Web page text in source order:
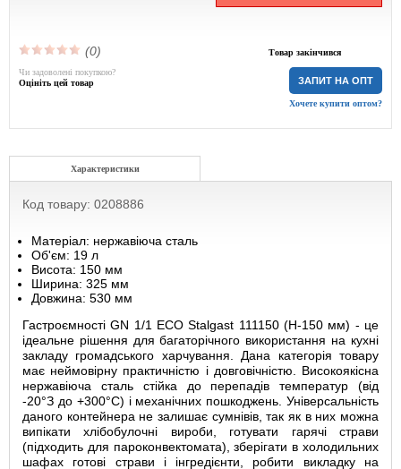
(0) Товар закінчився
ЗАПИТ НА ОПТ
Хочете купити оптом?
Чи задоволені покупкою?
Оцініть цей товар
Характеристики
Код товару: 0208886
Матеріал: нержавіюча сталь
Об'єм: 19 л
Висота: 150 мм
Ширина: 325 мм
Довжина: 530 мм
Гастроємності GN 1/1 ECO Stalgast 111150 (Н-150 мм) - це
ідеальне рішення для багаторічного використання на кухні
закладу громадського харчування. Дана категорія товару
має неймовірну практичністю і довговічністю. Високоякісна
нержавіюча сталь стійка до перепадів температур (від
-20°З до +300°С) і механічних пошкоджень. Універсальність
даного контейнера не залишає сумнівів, так як в них можна
випікати хлібобулочні вироби, готувати гарячі страви
(підходить для пароконвектомата), зберігати в холодильних
шафах готові страви і інгредієнти, робити викладку на